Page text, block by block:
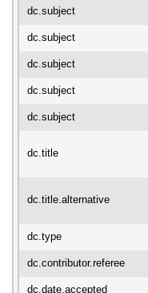
dc.subject
dc.subject
dc.subject
dc.subject
dc.subject
dc.title
dc.title.alternative
dc.type
dc.contributor.referee
dc.date.accepted